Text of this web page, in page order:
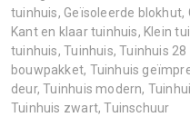
tuinhuis, Geïsoleerde blokhut,
Kant en klaar tuinhuis, Klein
tuinhuis,Tuinhuis,Tuinhuis
bouwpakket, Tuinhuis
deur,Tuinhuis modern,
Tuinhuis zwart,Tuinschuur